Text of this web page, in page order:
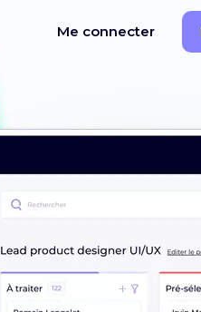
Me connecter